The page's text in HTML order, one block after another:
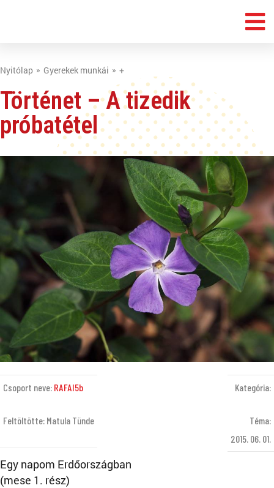
Nyitólap Gyerekek munkái +
Történet – A tizedik
próbatétel
Csoport neve: RAFAI5b
Feltöltötte: Matula Tünde
Kategória:
Téma:
2015. 06. 01.
Egy napom Erdőországban
(mese 1. rész)